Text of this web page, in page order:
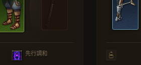
先行調和